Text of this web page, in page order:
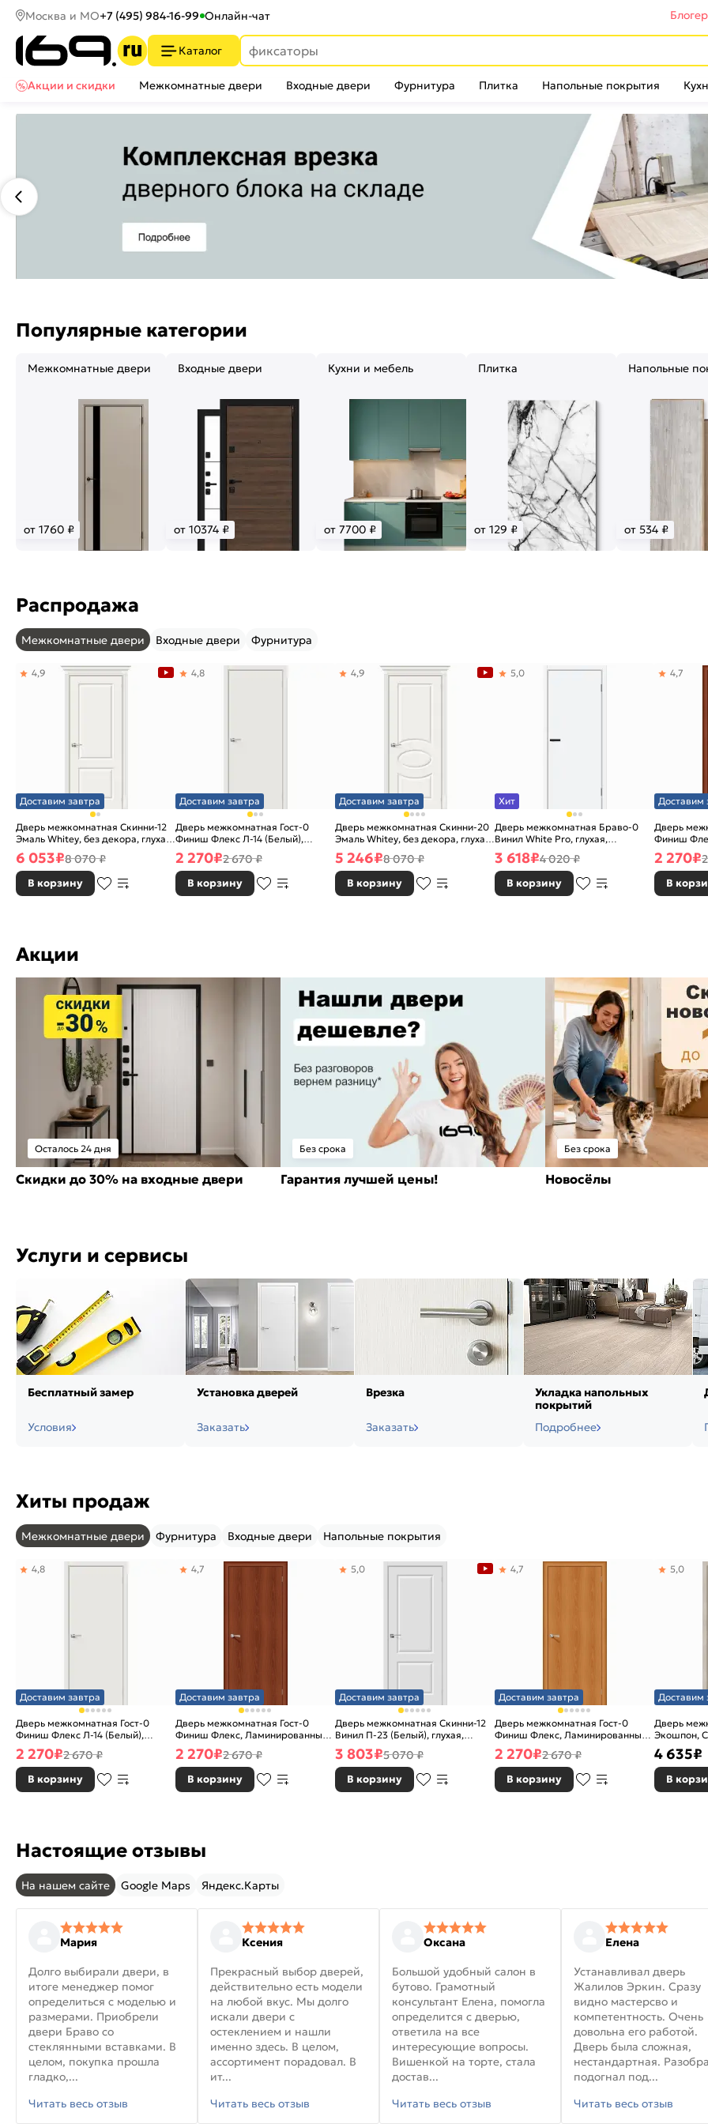
Москва и МО+7 (495) 984-16-99 Онлайн-чат
Каталог
Акции и скидки
Межкомнатные двери Входные двери Фурнитура Плитка Напольные покрытия
Популярные категории
Межкомнатные двери
от 1760 ₽
Входные двери
от 10374 ₽
Кухни и мебель
от 7700 ₽
Плитка
от 129 ₽
Напольные
от 534 ₽
Распродажа
Межкомнатные двери Входные двери Фурнитура
Доставим завтра
Дверь межкомнатная Скинни-12
Эмаль Whitey, без декора, глухая,
без стекла, без кромки, скиновая
4,9
6 053₽8 070 ₽
В корзину
Доставим завтра
Дверь межкомнатная Гост-0
Финиш Флекс Л-14 (Белый),
глухая, каркасно-щитовая
4,8
2 270₽2 670 ₽
В корзину
Доставим завтра
Дверь межкомнатная Скинни-20
Эмаль Whitey, без декора, глухая,
без стекла, без кромки, скиновая
4,9
5 246₽8 070 ₽
В корзину
Хит
Дверь межкомнатная Браво-0
Винил White Pro, глухая,
каркасно-щитовая
5,0
3 618₽4 020 ₽
В корзину
Доставим
Дверь
Финиш
Л-11
каркасно-
4,7
2 270₽
В
Акции
Осталось 24 дня
Скидки до 30% на входные двери
Без срока
Гарантия лучшей цены!
Без срока
Новосёлы
Услуги и сервисы
Бесплатный замер
Условия
Установка дверей
Заказать
Врезка
Заказать
Укладка напольных
покрытий
Подробнее
Хиты продаж
Межкомнатные двери Фурнитура Входные двери Напольные покрытия
Доставим завтра
Дверь межкомнатная Гост-0
Финиш Флекс Л-14 (Белый),
глухая, каркасно-щитовая
4,8
2 270₽2 670 ₽
В корзину
Доставим завтра
Дверь межкомнатная Гост-0
Финиш Флекс, Ламинированные
Л-11 (ИталОрех), глухая,
каркасно-щитовая
4,7
2 270₽2 670 ₽
В корзину
Доставим завтра
Дверь межкомнатная Скинни-12
Винил П-23 (Белый), глухая,
скиновая
5,0
3 803₽5 070 ₽
В корзину
Доставим завтра
Дверь межкомнатная Гост-0
Финиш Флекс, Ламинированные
Л-12 (МиланОрех), глухая,
каркасно-щитовая
4,7
2 270₽2 670 ₽
В корзину
Доставим
Дверь
Экошпон,
5,0
4 635₽
В
Настоящие отзывы
На нашем сайте Google Maps Яндекс.Карты
Мария
Долго выбирали двери, в
итоге менеджер помог
определиться с моделью и
размерами. Приобрели
двери Браво со
стеклянными вставками. В
целом, покупка прошла
гладко,...
Читать весь отзыв
Ксения
Прекрасный выбор дверей,
действительно есть модели
на любой вкус. Мы долго
искали двери с
остеклением и нашли
именно здесь. В целом,
ассортимент порадовал. В
ит...
Читать весь отзыв
Оксана
Большой удобный салон в
бутово. Грамотный
консультант Елена, помогла
определится с дверью,
ответила на все
интересующие вопросы.
Вишенкой на торте, стала
достав...
Читать весь отзыв
Елена
Устанавливал дверь
Жалилов Эркин. Сразу
видно мастерсво и
компетентность. Очень
довольна его работой.
Дверь была сложная,
нестандартная.
подогнал под...
Читать весь отзыв